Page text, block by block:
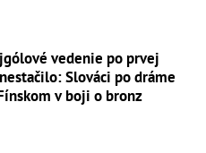
vedenie po prvej
Slováci po dráme
v boji o bronz